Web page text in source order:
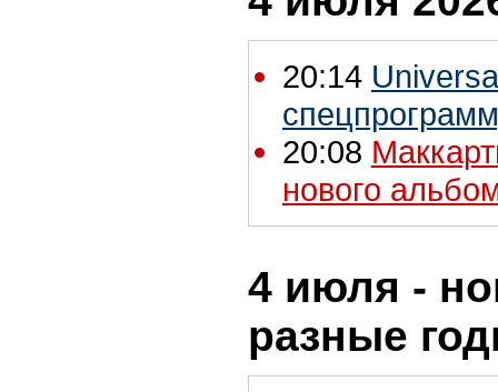
20:14
20:08
нового
4 июля -
разные